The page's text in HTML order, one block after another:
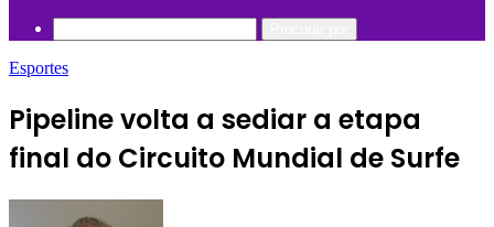
Esportes
Pipeline volta a sediar a etapa
final do Circuito Mundial de Surfe